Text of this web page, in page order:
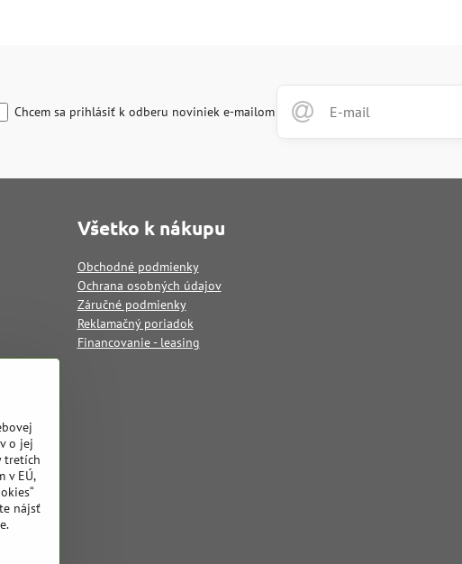
Chcem sa prihlásiť k odberu noviniek e-mailom
Všetko k nákupu
Obchodné podmienky
Ochrana osobných údajov
Záručné podmienky
Reklamačný poriadok
Financovanie - leasing
o jej
tretích
v EÚ,
nájsť